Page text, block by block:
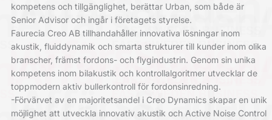
kompetens och tillgänglighet, berättar Urban, som både är
Senior Advisor och ingår i företagets styrelse.
Faurecia Creo AB tillhandahåller innovativa lösningar inom
akustik, fluiddynamik och smarta strukturer till kunder inom olika
branscher, främst fordons- och flygindustrin. Genom sin unika
kompetens inom bilakustik och kontrollalgoritmer utvecklar de
toppmodern aktiv bullerkontroll för fordonsinredning.
-Förvärvet av en majoritetsandel i Creo Dynamics skapar en unik
möjlighet att utveckla innovativ akustik och Active Noise Control